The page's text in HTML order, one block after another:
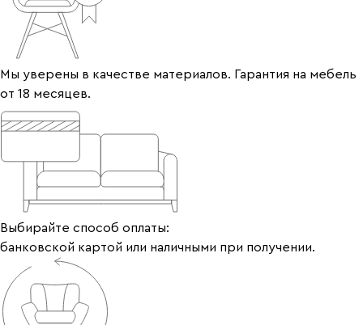
Мы уверены в качестве материалов. Гарантия на мебель
от 18 месяцев.
Выбирайте способ оплаты:
банковской картой или наличными при получении.